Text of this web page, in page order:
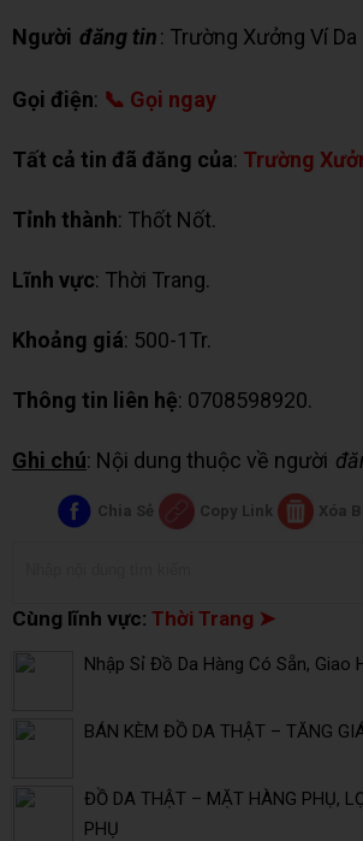
Người đăng tin: Trường Xưởng Ví Da
Gọi điện: 📞 Gọi ngay
Tất cả tin đã đăng của: Trường
Tỉnh thành: Thốt Nốt.
Lĩnh vực: Thời Trang.
Khoảng giá: 500-1Tr.
Thông tin liên hệ: 0708598920.
Ghi chú: Nội dung thuộc về người
Chia Sẻ Copy Link Xóa
Cùng lĩnh vực: Thời Trang ➤
Nhập Sỉ Đồ Da Hàng Có Sẵn, Giao
BÁN KÈM ĐỒ DA THẬT – TĂNG
ĐỒ DA THẬT – MẶT HÀNG PHỤ,
PHỤ